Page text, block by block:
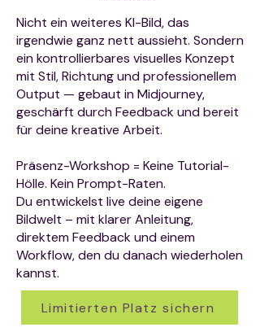
Nicht ein weiteres KI-Bild, das
irgendwie ganz nett aussieht. Sondern
ein kontrollierbares visuelles Konzept
mit Stil, Richtung und professionellem
Output — gebaut in Midjourney,
geschärft durch Feedback und bereit
für deine kreative Arbeit.
Präsenz-Workshop = Keine Tutorial-
Hölle. Kein Prompt-Raten.
Du entwickelst live deine eigene
Bildwelt – mit klarer Anleitung,
direktem Feedback und einem
Workflow, den du danach wiederholen
kannst.
Limitierten Platz sichern